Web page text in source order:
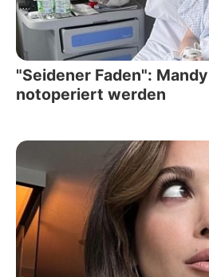
"Seidener Faden": Mandy Capristo musste
notoperiert werden